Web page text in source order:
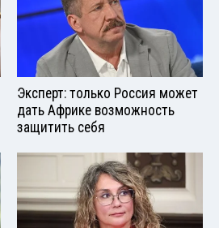
Эксперт: только Россия может
дать Африке возможность
защитить себя